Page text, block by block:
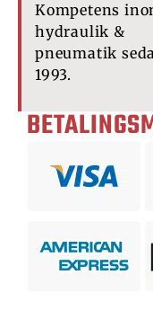
Kompetens
hydraulik &
pneumatik
1993.